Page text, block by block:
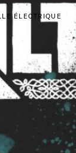
ÉLECTRIQUE